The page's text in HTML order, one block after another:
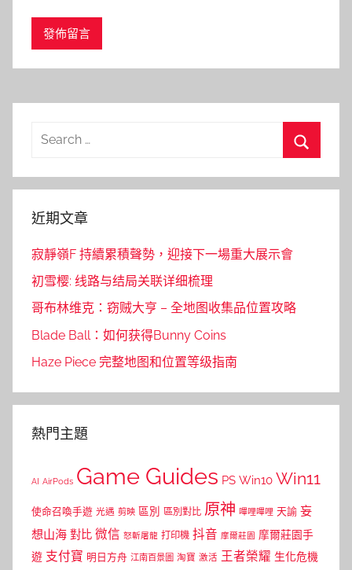
Search
近期文章
寂靜嶺F 持續累積聲勢，迎接下一場重大展示會
初雪樱: 线路与结局关联详细梳理
哥布林维克：窃贼大亨 – 全地图收集品位置攻略
Blade Ball：如何获得Bunny Coins
Haze Piece 完整地图和位置等级指南
熱門主題
AI AirPods Game Guides PS Win10 Win11
使命召喚手遊 光遇 剪映 區別 區別對比 原神 嗶哩嗶哩 天諭 妄
想山海 對比 微信 怒斬屠龍 打印機 抖音 摩爾莊園 摩爾莊園手
遊 支付寶 明日方舟 江南百景圖 淘寶 激活 王者榮耀 生化危機